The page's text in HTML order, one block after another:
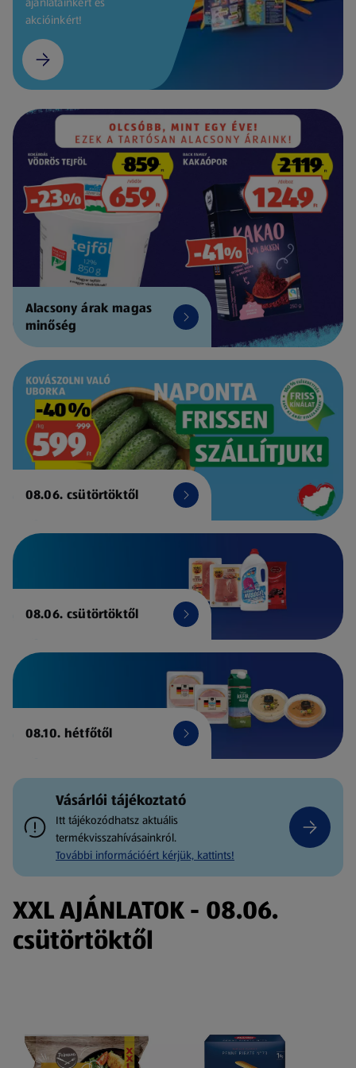
akcióinkért!
Alacsony árak magas
minőség
08.06. csütörtöktől
08.06. csütörtöktől
08.10. hétfőtől
Vásárlói tájékoztató
Itt tájékozódhatsz aktuális
termékvisszahívásainkról.
További információért kérjük, kattints!
XXL AJÁNLATOK - 08.06.
csütörtöktől